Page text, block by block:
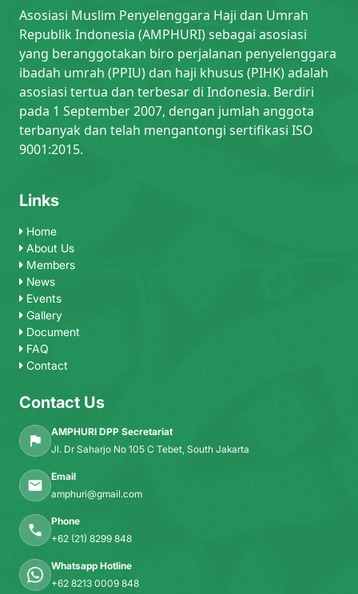
Asosiasi Muslim Penyelenggara Haji dan Umrah
Republik Indonesia (AMPHURI) sebagai asosiasi
yang beranggotakan biro perjalanan penyelenggara
ibadah umrah (PPIU) dan haji khusus (PIHK) adalah
asosiasi tertua dan terbesar di Indonesia. Berdiri
pada 1 September 2007, dengan jumlah anggota
terbanyak dan telah mengantongi sertifikasi ISO
9001:2015.
Links
Home
About Us
Members
News
Events
Gallery
Document
FAQ
Contact
Contact Us
AMPHURI DPP Secretariat
Jl. Dr Saharjo No 105 C Tebet, South Jakarta
Email
amphuri@gmail.com
Phone
+62 (21) 8299 848
Whatsapp Hotline
+62 8213 0009 848